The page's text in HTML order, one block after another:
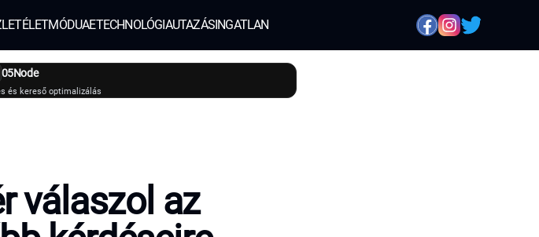
ÉLETMÓDUAETECHNOLÓGIAUTAZÁSINGATLAN
05Node
és kereső optimalizálás
válaszol az